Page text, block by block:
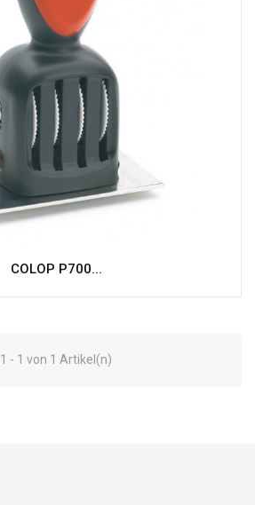
COLOP P700...
1 - 1 von 1 Artikel(n)